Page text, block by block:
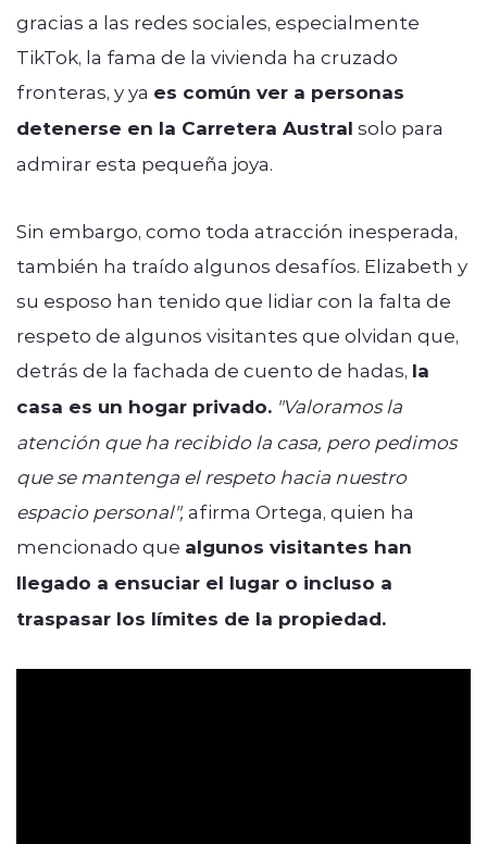
gracias a las redes sociales, especialmente
TikTok, la fama de la vivienda ha cruzado
fronteras, y ya es común ver a personas
detenerse en la Carretera Austral solo para
admirar esta pequeña joya.
Sin embargo, como toda atracción inesperada,
también ha traído algunos desafíos. Elizabeth y
su esposo han tenido que lidiar con la falta de
respeto de algunos visitantes que olvidan que,
detrás de la fachada de cuento de hadas, la
casa es un hogar privado. "Valoramos la
atención que ha recibido la casa, pero pedimos
que se mantenga el respeto hacia nuestro
espacio personal", afirma Ortega, quien ha
mencionado que algunos visitantes han
llegado a ensuciar el lugar o incluso a
traspasar los límites de la propiedad.